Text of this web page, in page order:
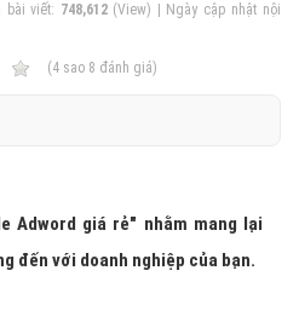
bài viết: 748,612(View) | Ngày cập nhật nội
(4 sao 8 đánh giá)
Adword giá rẻ" nhằm mang lại
đến với doanh nghiệp của bạn.